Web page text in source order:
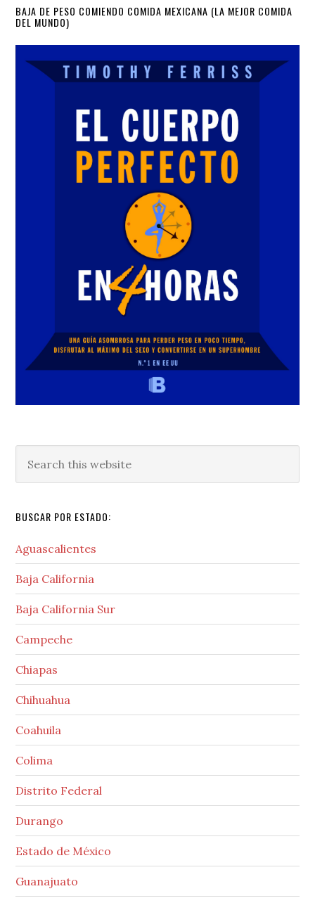
Primary
Sidebar
BAJA DE PESO COMIENDO COMIDA MEXICANA (LA MEJOR COMIDA
DEL MUNDO)
this
BUSCAR POR ESTADO:
Aguascalientes
Baja California
Baja California Sur
Campeche
Chiapas
Chihuahua
Coahuila
Colima
Distrito Federal
Durango
Estado de México
Guanajuato